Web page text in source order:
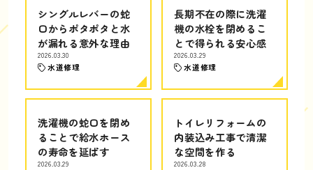
シングルレバーの蛇
口からポタポタと水
が漏れる意外な理由
2026.03.30
水道修理
長期不在の際に洗濯
機の水栓を閉めるこ
とで得られる安心感
2026.03.29
水道修理
洗濯機の蛇口を閉め
ることで給水ホース
の寿命を延ばす
2026.03.29
トイレリフォームの
内装込み工事で清潔
な空間を作る
2026.03.28